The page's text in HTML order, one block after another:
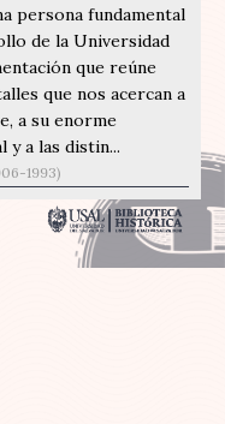
persona fundamental
de la Universidad
que reúne
que nos acercan a
a su enorme
a las distin...
1993)